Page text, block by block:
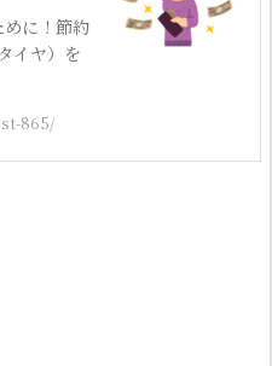
に！節約
イヤ）を
865/